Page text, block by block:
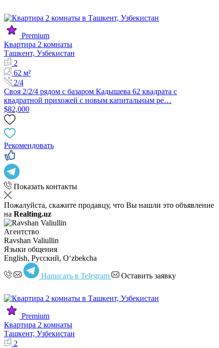
Premium
Квартира 2 комнаты
Ташкент, Узбекистан
2
62 м²
2/4
Своя 2/2/4 рядом с базаром Кадышева 62 квадрата с
квадратной прихожей с новым капитальным ре…
$82,000
Рекомендовать
Показать контакты
Пожалуйста, скажите продавцу, что Вы нашли это объявление
на Realting.uz
Агентство
Ravshan Valiullin
Языки общения
English, Русский, Oʻzbekcha
Написать в Telegram Оставить заявку
Premium
Квартира 2 комнаты
Ташкент, Узбекистан
2